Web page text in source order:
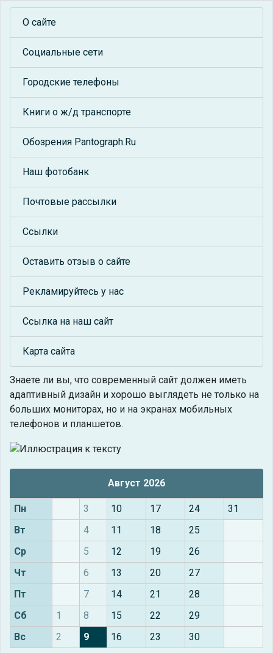
О сайте
Социальные сети
Городские телефоны
Книги о ж/д транспорте
Обозрения Pantograph.Ru
Наш фотобанк
Почтовые рассылки
Ссылки
Оставить отзыв о сайте
Рекламируйтесь у нас
Ссылка на наш сайт
Карта сайта
Знаете ли вы, что современный сайт должен иметь
адаптивный дизайн и хорошо выглядеть не только на
больших мониторах, но и на экранах мобильных
телефонов и планшетов.
Август 2026
Пн 3 10 17 24
31
Вт
4 11 18
25
Ср
5 12 19
26
Чт
6 13 20
27
Пт
7 14 21
28
Сб
1 8 15 22
29
Вс
2 9 16 23 30